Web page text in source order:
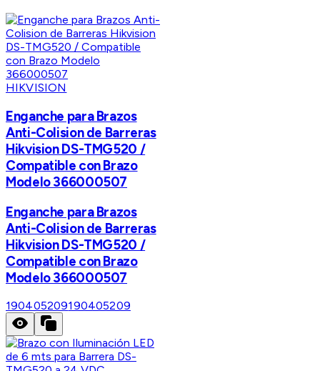
HIKVISION
Enganche para Brazos
Anti-Colision de Barreras
Hikvision DS-TMG520 /
Compatible con Brazo
Modelo 366000507
Enganche para Brazos
Anti-Colision de Barreras
Hikvision DS-TMG520 /
Compatible con Brazo
Modelo 366000507
190405209190405209